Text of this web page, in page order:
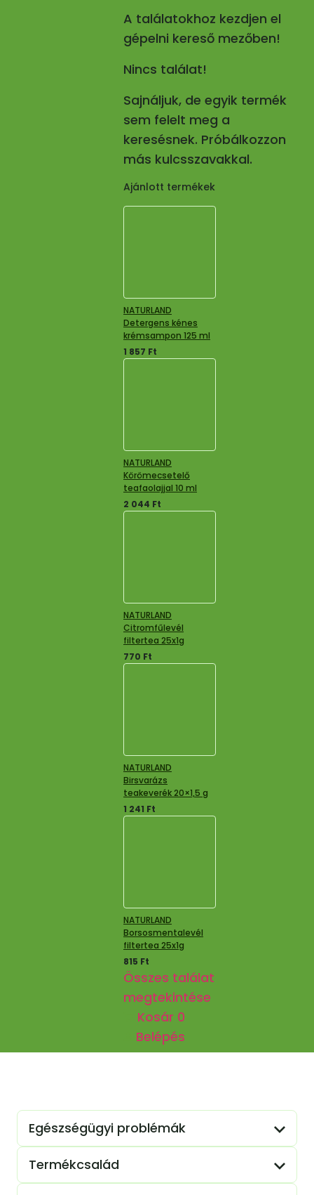
A találatokhoz kezdjen el
gépelni kereső mezőben!
Nincs találat!
Sajnáljuk, de egyik termék
sem felelt meg a
keresésnek. Próbálkozzon
más kulcsszavakkal.
Ajánlott termékek
NATURLAND
Detergens kénes
krémsampon 125 ml
1 857 Ft
NATURLAND
Körömecsetelő
teafaolajjal 10 ml
2 044 Ft
NATURLAND
Citromfűlevél
filtertea 25x1g
770 Ft
NATURLAND
Birsvarázs
teakeverék 20×1,5 g
1 241 Ft
NATURLAND
Borsosmentalevél
filtertea 25x1g
815 Ft
Összes találat
megtekintése
Kosár 0
Belépés
Egészségügyi problémák
Termékcsalád